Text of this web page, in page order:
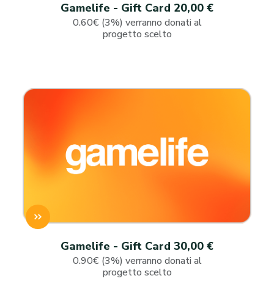
Gamelife - Gift Card 20,00 €
0.60€ (3%) verranno donati al
progetto scelto
Gamelife - Gift Card 30,00 €
0.90€ (3%) verranno donati al
progetto scelto